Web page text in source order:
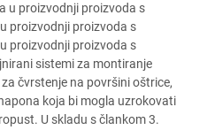
u proizvodnji proizvoda s
proizvodnji proizvoda s
proizvodnji proizvoda s
sistemi za montiranje
čvrstenje na površini oštrice,
koja bi mogla uzrokovati
U skladu s člankom 3.